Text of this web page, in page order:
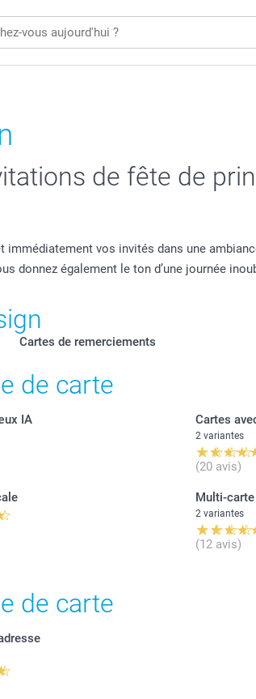
de fête de
vos invités dans une
donnez également le ton d’une journée
Cartes de remerciements
de carte
IA Cartes
2 variantes
(20 avis)
Multi-carte
2 variantes
(12 avis)
de carte